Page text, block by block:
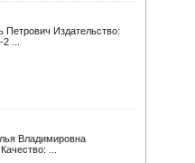
Петрович Издательство:
...
Владимировна
...